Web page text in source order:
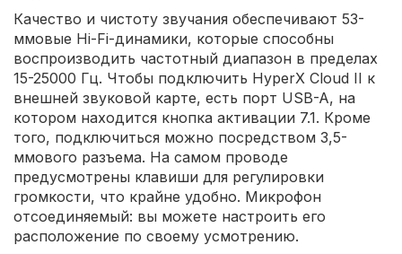
Качество и чистоту звучания обеспечивают 53-
ммовые Hi-Fi-динамики, которые способны
воспроизводить частотный диапазон в пределах
15-25000 Гц. Чтобы подключить HyperX Cloud II к
внешней звуковой карте, есть порт USB-A, на
котором находится кнопка активации 7.1. Кроме
того, подключиться можно посредством 3,5-
ммового разъема. На самом проводе
предусмотрены клавиши для регулировки
громкости, что крайне удобно. Микрофон
отсоединяемый: вы можете настроить его
расположение по своему усмотрению.